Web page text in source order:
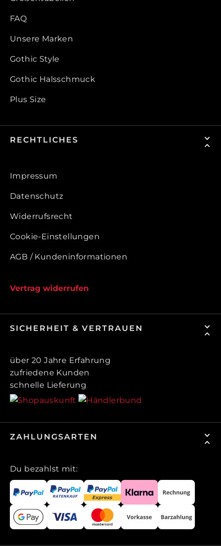
FAQ
Unsere Marken
Gothic Style
Gothic Halsschmuck
Plus Size
RECHTLICHES
Impressum
Datenschutz
Widerrufsrecht
Cookie-Einstellungen
AGB / Kundeninformationen
Vertrag widerrufen
SICHERHEIT & VERTRAUEN
über 20 Jahre Erfahrung
zufriedene Kunden
schnelle Lieferung
ZAHLUNGSARTEN
Du bezahlst mit: